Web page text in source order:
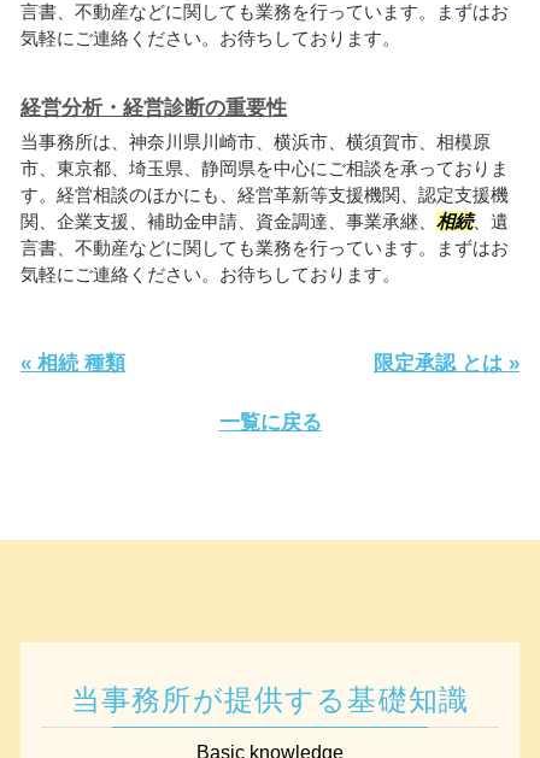
言書、不動産などに関しても業務を行っています。まずはお
気軽にご連絡ください。お待ちしております。
経営分析・経営診断の重要性
当事務所は、神奈川県川崎市、横浜市、横須賀市、相模原
市、東京都、埼玉県、静岡県を中心にご相談を承っておりま
す。経営相談のほかにも、経営革新等支援機関、認定支援機
関、企業支援、補助金申請、資金調達、事業承継、 相続、遺
言書、不動産などに関しても業務を行っています。まずはお
気軽にご連絡ください。お待ちしております。
« 相続 種類 限定承認 とは »
一覧に戻る
当事務所が提供する基礎知識
Basic knowledge